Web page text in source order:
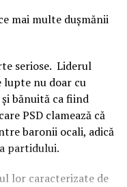
mai multe duşmănii
seriose. Liderul
lupte nu doar cu
bănuită ca fiind
PSD clamează că
baronii ocali, adică
partidului.
lor caracterizate de